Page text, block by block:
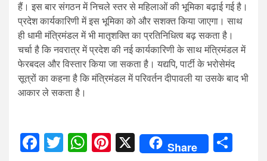
हैं। इस बार संगठन में निचले स्तर से महिलाओं की भूमिका बढ़ाई गई है।
प्रदेश कार्यकारिणी में इस भूमिका को और सशक्त किया जाएगा। साथ
ही धामी मंत्रिमंडल में भी मातृशक्ति का प्रतिनिधित्व बढ़ सकता है।
चर्चा है कि नवरात्र में प्रदेश की नई कार्यकारिणी के साथ मंत्रिमंडल में
फेरबदल और विस्तार किया जा सकता है। यद्यपि, पार्टी के भरोसेमंद
सूत्रों का कहना है कि मंत्रिमंडल में परिवर्तन दीपावली या उसके बाद भी
आकार ले सकता है।
Facebook
Twitter
WhatsApp
Pinterest
X Share